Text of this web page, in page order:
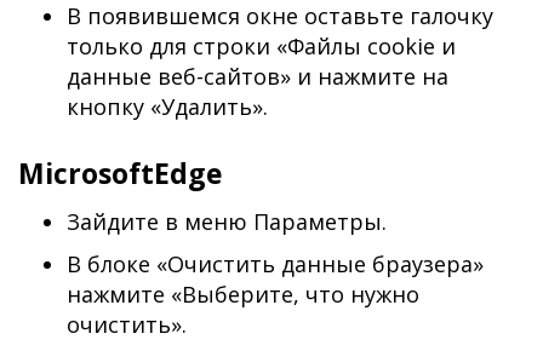
В появившемся окне оставьте галочку
только для строки «Файлы cookie и
данные веб-сайтов» и нажмите на
кнопку «Удалить».
MicrosoftEdge
Зайдите в меню Параметры.
В блоке «Очистить данные браузера»
нажмите «Выберите, что нужно
очистить».